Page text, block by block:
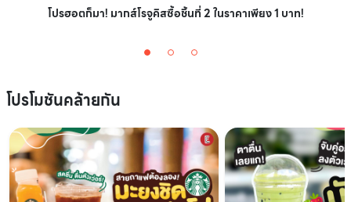
โปรฮอตก็มา! มากส์โรจูคิสซื้อชิ้นที่ 2 ในราคาเพียง 1 บาท!
โปรโมชันคล้ายกัน